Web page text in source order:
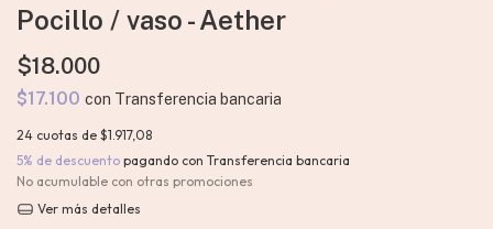
Pocillo / vaso - Aether
$18.000
$17.100 con Transferencia bancaria
24 cuotas de $1.917,08
5% de descuento pagando con Transferencia bancaria
No acumulable con otras promociones
Ver más detalles